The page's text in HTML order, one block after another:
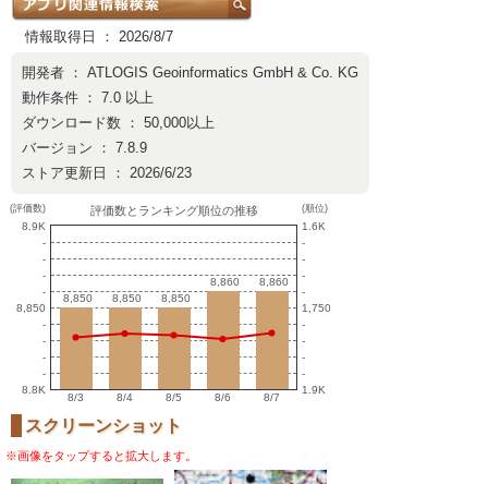
情報取得日 ： 2026/8/7
開発者 ： ATLOGIS Geoinformatics GmbH & Co. KG
動作条件 ： 7.0 以上
ダウンロード数 ： 50,000以上
バージョン ： 7.8.9
ストア更新日 ： 2026/6/23
(評価数)
8.9K
-
-
-
-
8,850
-
-
-
-
8.8K
評価数とランキング順位の推移
8,850
8,850 8,850
8,850 8,850
8,850
8,860
8,860 8,860
8,860
8/3 8/4 8/5 8/6 8/7
(順位)
1.6K
-
-
-
-
1,750
-
-
-
-
1.9K
スクリーンショット
※画像をタップすると拡大します。